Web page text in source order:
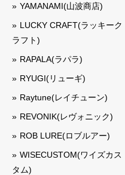
YAMANAMI(山波商店)
LUCKY CRAFT(ラッキーク
ラフト)
RAPALA(ラパラ)
RYUGI(リューギ)
Raytune(レイチューン)
REVONIK(レヴォニック)
ROB LURE(ロブルアー)
WISECUSTOM(ワイズカス
タム)